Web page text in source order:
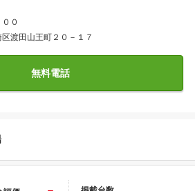
０
渡田山王町２０－１７
無料電話